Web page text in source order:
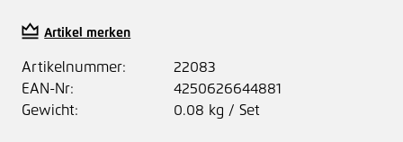
Artikel merken
Artikelnummer:
22083
EAN-Nr:
4250626644881
Gewicht:
0.08 kg / Set